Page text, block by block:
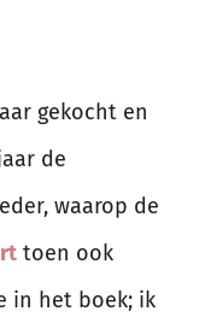
gekocht en
de
waarop de
toen ook
in het boek; ik